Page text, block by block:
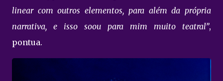
linear com outros elementos, para além da própria
narrativa, e isso soou para mim muito teatral”,
pontua.